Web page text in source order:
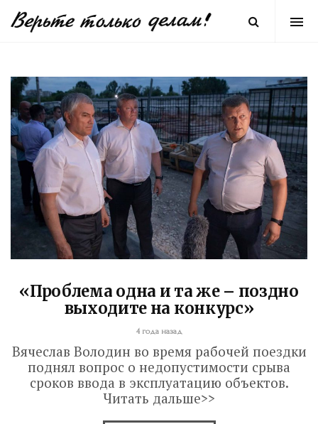
«Проблема одна и та же – поздно
выходите на конкурс»
4 года назад
Вячеслав Володин во время рабочей поездки
поднял вопрос о недопустимости срыва
сроков ввода в эксплуатацию объектов.
Читать дальше>>